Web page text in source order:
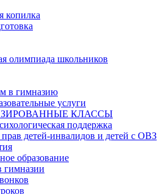
копилка
олимпиада школьников
в гимназию
услуги
КЛАССЫ
поддержка
детей-инвалидов и детей с ОВЗ
образование
гимназии